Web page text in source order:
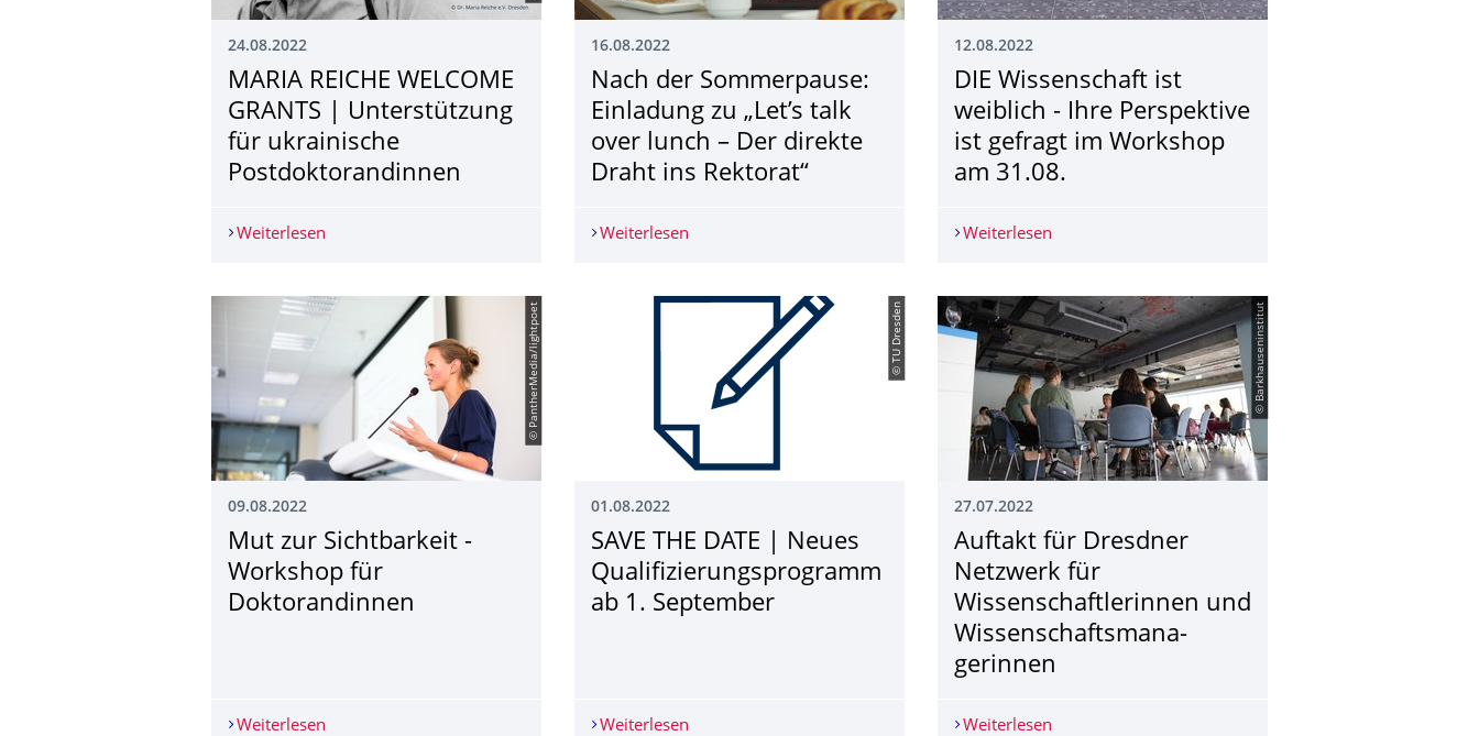
24.08.2022
MARIA REICHE WELCOME
GRANTS | Unterstützung
für ukrainische
Postdoktorandinnen
Weiterlesen MARIA REICHE WELCOME GRANTS | Unterstützung für ukrainische Postdoktorandinnen
16.08.2022
Nach der Sommerpause:
Einladung zu „Let’s talk
over lunch – Der direkte
Draht ins Rektorat“
Weiterlesen Nach der Sommerpause: Einladung zu „Let’s talk over lunch – Der direkte Draht ins Rektorat“
12.08.2022
DIE Wissenschaft ist
weiblich - Ihre Perspektive
ist gefragt im Workshop
am 31.08.
Weiterlesen
© PantherMedia/lightpoet
09.08.2022
Mut zur Sichtbarkeit -
Workshop für
Doktorandinnen
Weiterlesen Mut zur Sichtbarkeit - Workshop für Doktorandinnen
© TU Dresden
01.08.2022
SAVE THE DATE | Neues
Qualifizierungs­programm
ab 1. September
Weiterlesen SAVE THE DATE | Neues Qualifizierungsprogramm ab 1. September
© Barkhauseninstitut
27.07.2022
Auftakt für Dresdner
Netzwerk für
Wissenschaftlerin­nen und
Wissenschaftsmana­
gerinnen
Weiterlesen